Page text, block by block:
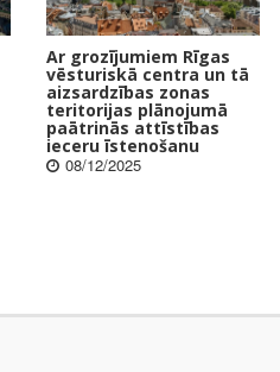
Ar grozījumiem Rīgas
vēsturiskā centra un tā
aizsardzības zonas
teritorijas plānojumā
paātrinās attīstības
ieceru īstenošanu
08/12/2025